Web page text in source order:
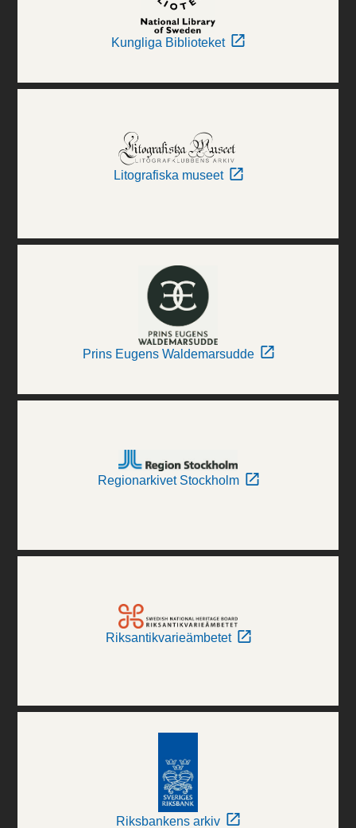
Kungliga Biblioteket
Litografiska museet
Prins Eugens Waldemarsudde
Regionarkivet Stockholm
Riksantikvarieämbetet
Riksbankens arkiv